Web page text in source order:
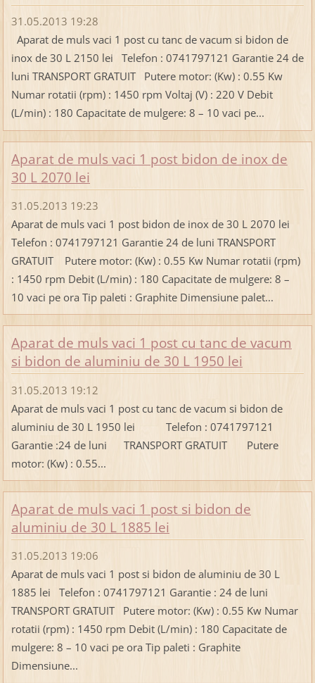
31.05.2013 19:28
Aparat de muls vaci 1 post cu tanc de vacum si bidon de
inox de 30 L 2150 lei Telefon : 0741797121 Garantie 24 de
luni TRANSPORT GRATUIT Putere motor: (Kw) : 0.55 Kw
Numar rotatii (rpm) : 1450 rpm Voltaj (V) : 220 V Debit
(L/min) : 180 Capacitate de mulgere: 8 – 10 vaci pe...
Aparat de muls vaci 1 post bidon de inox de
30 L 2070 lei
31.05.2013 19:23
Aparat de muls vaci 1 post bidon de inox de 30 L 2070 lei
Telefon : 0741797121 Garantie 24 de luni TRANSPORT
GRATUIT Putere motor: (Kw) : 0.55 Kw Numar rotatii (rpm)
: 1450 rpm Debit (L/min) : 180 Capacitate de mulgere: 8 –
10 vaci pe ora Tip paleti : Graphite Dimensiune palet...
Aparat de muls vaci 1 post cu tanc de vacum
si bidon de aluminiu de 30 L 1950 lei
31.05.2013 19:12
Aparat de muls vaci 1 post cu tanc de vacum si bidon de
aluminiu de 30 L 1950 lei Telefon : 0741797121
Garantie :24 de luni TRANSPORT GRATUIT Putere
motor: (Kw) : 0.55...
Aparat de muls vaci 1 post si bidon de
aluminiu de 30 L 1885 lei
31.05.2013 19:06
Aparat de muls vaci 1 post si bidon de aluminiu de 30 L
1885 lei Telefon : 0741797121 Garantie : 24 de luni
TRANSPORT GRATUIT Putere motor: (Kw) : 0.55 Kw Numar
rotatii (rpm) : 1450 rpm Debit (L/min) : 180 Capacitate de
mulgere: 8 – 10 vaci pe ora Tip paleti : Graphite
Dimensiune...